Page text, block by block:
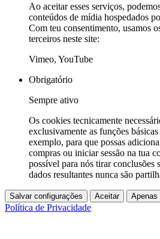
Ao aceitar esses serviços,
conteúdos de mídia hospedados
Com teu consentimento, usamos
terceiros neste site:
Vimeo, YouTube
Obrigatório
Sempre ativo
Os cookies tecnicamente
exclusivamente as funções
exemplo, para que possas
compras ou iniciar sessão na tua
possível para nós tirar conclusões
dados resultantes nunca são
Salvar configurações Aceitar Apenas
Política de Privacidade